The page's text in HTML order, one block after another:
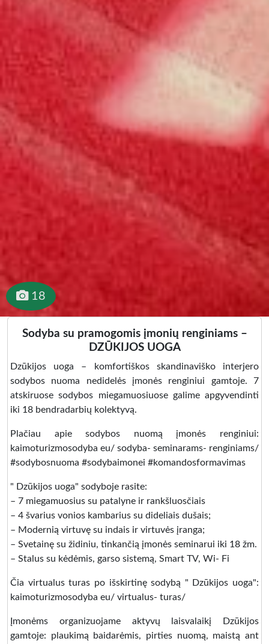
18
Sodyba su pramogomis įmonių renginiams –
DZŪKIJOS UOGA
Dzūkijos uoga – komfortiškos skandinaviško interjero
sodybos nuoma nedidelės įmonės renginiui gamtoje. 7
atskiruose sodybos miegamuosiuose galime apgyvendinti
iki 18 bendradarbių kolektyvą.
Plačiau apie sodybos nuomą įmonės renginiui:
kaimoturizmosodyba eu/ sodyba- seminarams- renginiams/
#sodybosnuoma #sodybaimonei #komandosformavimas
" Dzūkijos uoga" sodyboje rasite:
– 7 miegamuosius su patalyne ir rankšluosčiais
– 4 švarius vonios kambarius su dideliais dušais;
– Modernią virtuvę su indais ir virtuvės įranga;
– Svetainę su židiniu, tinkančią įmonės seminarui iki 18 žm.
– Stalus su kėdėmis, garso sistemą, Smart TV, Wi- Fi
Čia virtualus turas po išskirtinę sodybą " Dzūkijos uoga":
kaimoturizmosodyba eu/ virtualus- turas/
Įmonėms organizuojame aktyvų laisvalaikį Dzūkijos
gamtoje: plaukimą baidarėmis, pirties nuomą, maistą ant